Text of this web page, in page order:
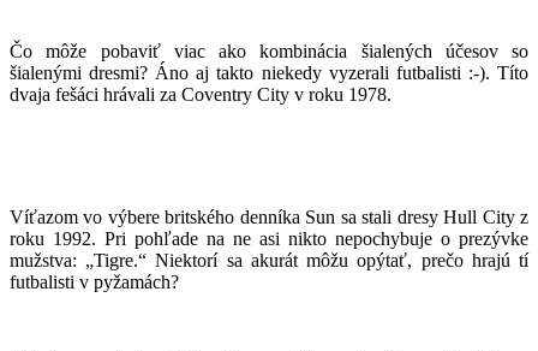
Čo môže pobaviť viac ako kombinácia šialených účesov so
šialenými dresmi? Áno aj takto niekedy vyzerali futbalisti :-). Títo
dvaja fešáci hrávali za Coventry City v roku 1978.
Víťazom vo výbere britského denníka Sun sa stali dresy Hull City z
roku 1992. Pri pohľade na ne asi nikto nepochybuje o prezývke
mužstva: „Tigre.“ Niektorí sa akurát môžu opýtať, prečo hrajú tí
futbalisti v pyžamách?